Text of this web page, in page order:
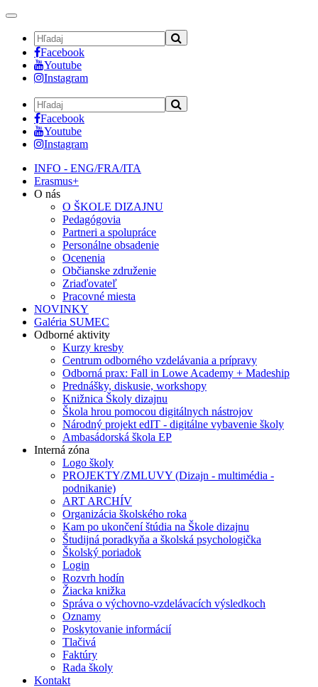
Toggle
navigation
Facebook
Youtube
Instagram
Facebook
Youtube
Instagram
INFO - ENG/FRA/ITA
Erasmus+
O nás
O ŠKOLE DIZAJNU
Pedagógovia
Partneri a spolupráce
Personálne obsadenie
Ocenenia
Občianske združenie
Zriaďovateľ
Pracovné miesta
NOVINKY
Galéria SUMEC
Odborné aktivity
Kurzy kresby
Centrum odborného vzdelávania a prípravy
Odborná prax: Fall in Lowe Academy + Madeship
Prednášky, diskusie, workshopy
Knižnica Školy dizajnu
Škola hrou pomocou digitálnych nástrojov
Národný projekt edIT - digitálne vybavenie školy
Ambasádorská škola EP
Interná zóna
Logo školy
PROJEKTY/ZMLUVY (Dizajn - multimédia -
podnikanie)
ART ARCHÍV
Organizácia školského roka
Kam po ukončení štúdia na Škole dizajnu
Študijná poradkyňa a školská psychologička
Školský poriadok
Login
Rozvrh hodín
Žiacka knižka
Správa o výchovno-vzdelávacích výsledkoch
Oznamy
Poskytovanie informácií
Tlačivá
Faktúry
Rada školy
Kontakt